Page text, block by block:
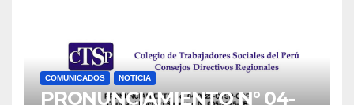
COMUNICADOS NOTICIA
PRONUNCIAMIENTO N° 04-